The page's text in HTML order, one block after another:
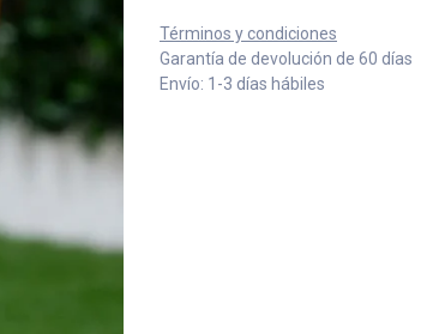
Términos y condiciones
Garantía de devolución de 60 días
Envío: 1-3 días hábiles